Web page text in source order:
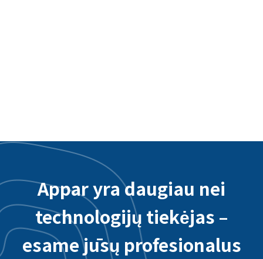
Appar yra daugiau nei
technologijų tiekėjas –
esame jūsų profesionalus